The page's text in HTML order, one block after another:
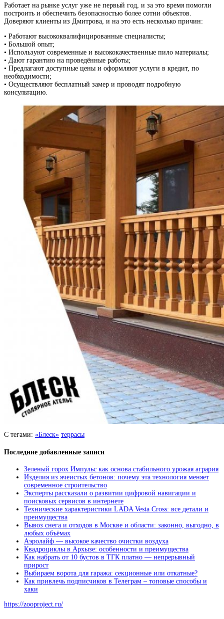
Работает на рынке услуг уже не первый год, и за это время помогли
построить и обеспечить безопасностью более сотни объектов.
Доверяют клиенты из Дмитрова, и на это есть несколько причин:
• Работают высококвалифицированные специалисты;
• Большой опыт;
• Используют современные и высококачественные пило материалы;
• Дают гарантию на проведённые работы;
• Предлагают доступные цены и оформляют услуги в кредит, по
необходимости;
• Осуществляют бесплатный замер и проводят подробную
консультацию.
С тегами: «Блеск» террасы
Последние добавленные записи
Зеленый горох Импульс как основа стабильного урожая агрария
Изделия из ячеистых бетонов: почему эта технология меняет
современное строительство
Эксперты рассказали о развитии цифровой навигации и
поисковых сервисов в интернете
Технические характеристики LADA Vesta Cross: все детали и
преимущества
Вывоз снега и отходов в Москве и области: законно, выгодно, в
любых объёмах
Аэролайф — высокое качество очистки воздуха
Квадроциклы в Архызе: особенности и преимущества
Как набрать от 10 бустов в ТГК платно — непрерывный
прирост
Выбираем ворота для гаража: секционные или откатные?
Как привлечь подписчиков в Телеграм – топовые способы и
хаки
https://zooproject.ru/